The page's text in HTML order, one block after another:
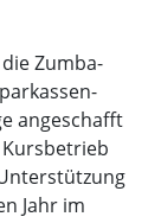
Zumba-
angeschafft
Jahr im